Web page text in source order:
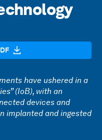
have ushered in a
(IoB), with an
devices and
implanted and ingested